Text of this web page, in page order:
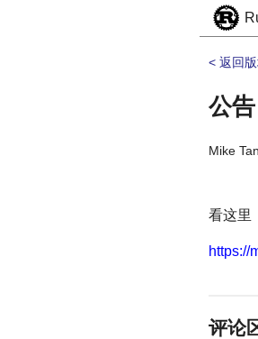
< 返回
公
Mike
看这里
https://
评论